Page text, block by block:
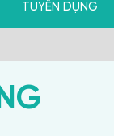
TUYỂN DỤNG